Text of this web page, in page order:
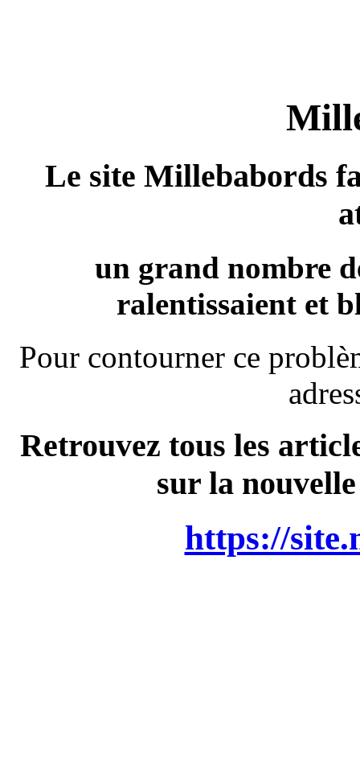
Le site Millebabords
un grand nombre
ralentissaient et
Pour contourner ce
Retrouvez tous les
sur la
https://